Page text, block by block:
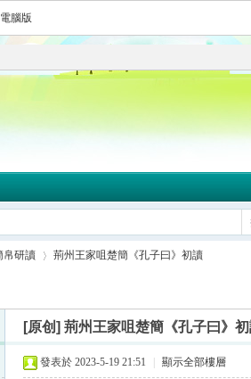
腦版
帛研讀
›
荊州王家咀楚簡《孔子曰》初讀
[原创] 荊州王家咀楚簡《孔子曰》
發表於 2023-5-19 21:51 顯示全部樓層